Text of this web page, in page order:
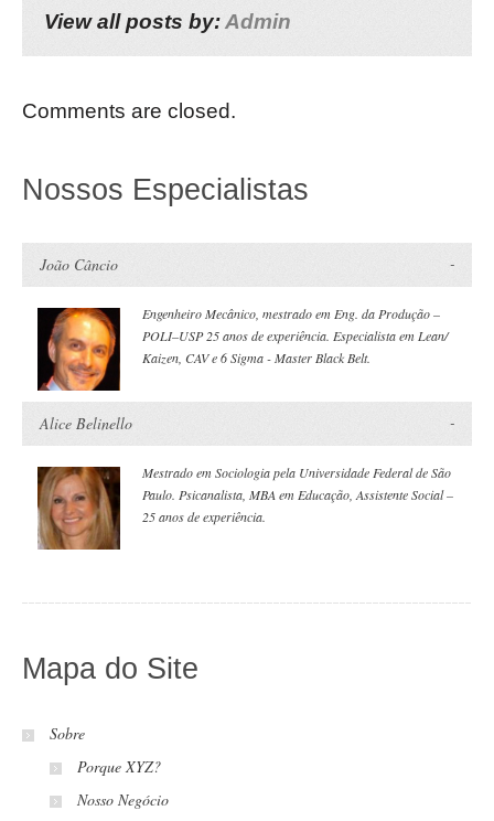
View all posts by:Admin
Comments are closed.
Nossos Especialistas
João Câncio
Engenheiro Mecânico, mestrado em Eng. da Produção –
POLI–USP 25 anos de experiência. Especialista em Lean/
Kaizen, CAV e 6 Sigma - Master Black Belt.
Alice Belinello
Mestrado em Sociologia pela Universidade Federal de São
Paulo. Psicanalista, MBA em Educação, Assistente Social –
25 anos de experiência.
Mapa do Site
Sobre
Porque XYZ?
Nosso Negócio